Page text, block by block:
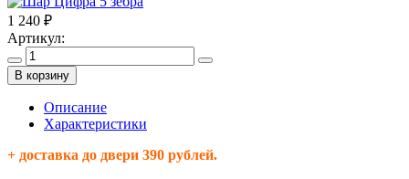
1 240 ₽
Артикул:
В корзину
Описание
Характеристики
+ доставка до двери 390 рублей.